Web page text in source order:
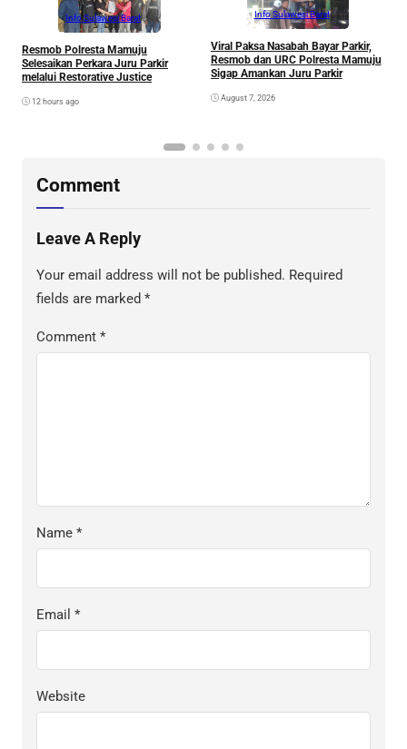
Info Sulawesi Barat
Resmob Polresta Mamuju
Selesaikan Perkara Juru Parkir
melalui Restorative Justice
12 hours ago
Info Sulawesi Barat
Viral Paksa Nasabah Bayar Parkir,
Resmob dan URC Polresta Mamuju
Sigap Amankan Juru Parkir
August 7, 2026
Comment
Leave A Reply
Your email address will not be published. Required
fields are marked *
Comment *
Name *
Email *
Website